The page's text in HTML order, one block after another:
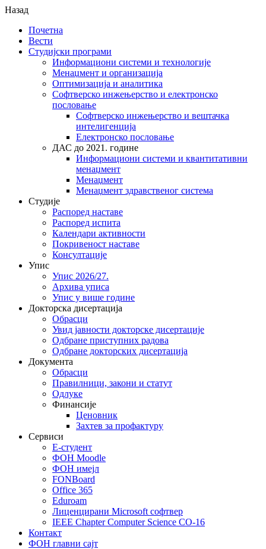
Назад
Почетна
Вести
Студијски програми
Информациони системи и технологије
Менаџмент и организација
Оптимизација и аналитика
Софтверско инжењерство и електронско
пословање
Софтверско инжењерство и вештачка
интелигенција
Електронско пословање
ДАС до 2021. године
Информациони системи и квантитативни
менаџмент
Менаџмент
Менаџмент здравственог система
Студије
Распоред наставе
Распоред испита
Календари активности
Покривеност наставе
Консултације
Упис
Упис 2026/27.
Архива уписа
Упис у више године
Докторска дисертација
Обрасци
Увид јавности докторске дисертације
Одбране приступних радова
Одбране докторских дисертација
Документа
Обрасци
Правилници, закони и статут
Одлуке
Финансије
Ценовник
Захтев за профактуру
Сервиси
Е-студент
ФОН Moodle
ФОН имејл
FONBoard
Office 365
Eduroam
Лиценцирани Microsoft софтвер
IEEE Chapter Computer Science CO-16
Контакт
ФОН главни сајт